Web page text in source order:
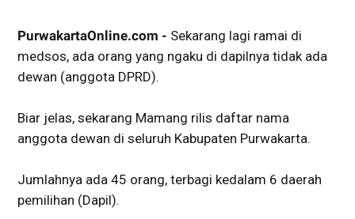
PurwakartaOnline.com - Sekarang lagi ramai di
medsos, ada orang yang ngaku di dapilnya tidak ada
dewan (anggota DPRD).
Biar jelas, sekarang Mamang rilis daftar nama
anggota dewan di seluruh Kabupaten Purwakarta.
Jumlahnya ada 45 orang, terbagi kedalam 6 daerah
pemilihan (Dapil).